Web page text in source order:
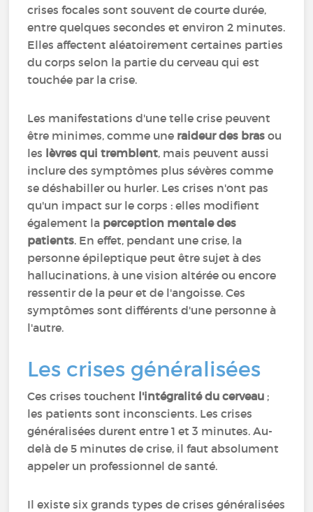
crises focales sont souvent de courte durée,
entre quelques secondes et environ 2 minutes.
Elles affectent aléatoirement certaines parties
du corps selon la partie du cerveau qui est
touchée par la crise.
Les manifestations d'une telle crise peuvent
être minimes, comme une raideur des bras ou
les lèvres qui tremblent, mais peuvent aussi
inclure des symptômes plus sévères comme
se déshabiller ou hurler. Les crises n'ont pas
qu'un impact sur le corps : elles modifient
également la perception mentale des
patients. En effet, pendant une crise, la
personne épileptique peut être sujet à des
hallucinations, à une vision altérée ou encore
ressentir de la peur et de l'angoisse. Ces
symptômes sont différents d'une personne à
l'autre.
Les crises généralisées
Ces crises touchent l'intégralité du cerveau ;
les patients sont inconscients. Les crises
généralisées durent entre 1 et 3 minutes. Au-
delà de 5 minutes de crise, il faut absolument
appeler un professionnel de santé.
Il existe six grands types de crises généralisées